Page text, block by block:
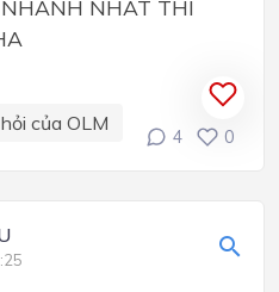
NHAT THI
của OLM
4 0